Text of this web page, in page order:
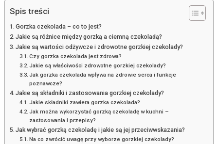
Spis treści
Gorzka czekolada – co to jest?
Jakie są różnice między gorzką a ciemną czekoladą?
Jakie są wartości odżywcze i zdrowotne gorzkiej czekolady?
Czy gorzka czekolada jest zdrowa?
Jakie są właściwości zdrowotne gorzkiej czekolady?
Jak gorzka czekolada wpływa na zdrowie serca i funkcje
poznawcze?
Jakie są składniki i zastosowania gorzkiej czekolady?
Jakie składniki zawiera gorzka czekolada?
Jak można wykorzystać gorzką czekoladę w kuchni –
zastosowania i przepisy?
Jak wybrać gorzką czekoladę i jakie są jej przeciwwskazania?
Na co zwrócić uwagę przy wyborze gorzkiej czekolady?